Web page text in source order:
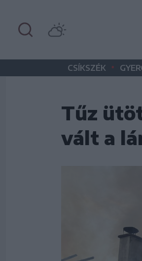
CSÍKSZÉK •
Tűz
vált a